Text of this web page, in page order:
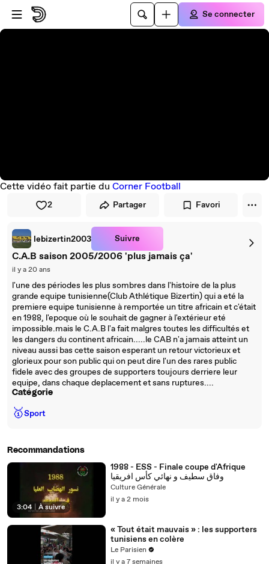
Passer au player
Passer au contenu principal
Se connecter
Cette vidéo fait partie du Corner Football
2 Partager Favori
lebizertin2003 Suivre
C.A.B saison 2005/2006 'plus jamais ça'
il y a 20 ans
l'une des périodes les plus sombres dans l'histoire de la plus
grande equipe tunisienne(Club Athlétique Bizertin) qui a eté la
premiere equipe tunisienne à remportée un titre africain et c'était
en 1988, l'epoque où le souhait de gagner à l'extérieur eté
impossible.mais le C.A.B l'a fait malgres toutes les difficultés et
les dangers du continent africain.....le CAB n'a jamais atteint un
niveau aussi bas cette saison esperant un retour victorieux et
glorieux pour son public qui on peut dire l'un des rares public
fidele avec des groupes de supporters toujours derriere leur
equipe, dans chaque deplacement et sans ruptures....
Catégorie
🥇Sport
Recommandations
3:04 À suivre
1988 - ESS - Finale coupe d'Afrique
وفاق سطيف و نهائي كأس افريقيا
Culture Générale
il y a 2 mois
« Tout était mauvais » : les supporters
tunisiens en colère
Le Parisien